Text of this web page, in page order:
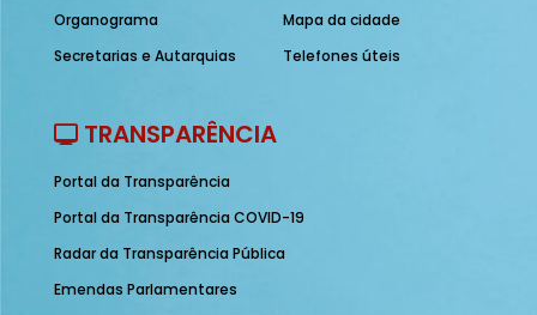
Organograma
Secretarias e Autarquias
Mapa da cidade
Telefones úteis
TRANSPARÊNCIA
Portal da Transparência
Portal da Transparência COVID-19
Radar da Transparência Pública
Emendas Parlamentares